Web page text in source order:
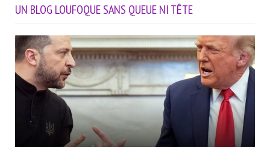
UN BLOG LOUFOQUE SANS QUEUE NI TÊTE